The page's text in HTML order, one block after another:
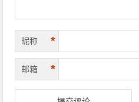
昵称 *
邮箱 *